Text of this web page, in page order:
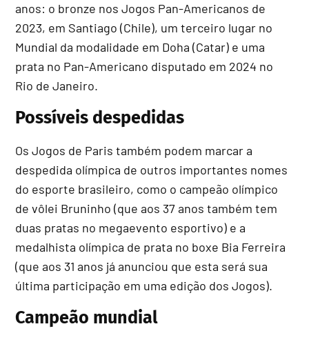
anos: o bronze nos Jogos Pan-Americanos de
2023, em Santiago (Chile), um terceiro lugar no
Mundial da modalidade em Doha (Catar) e uma
prata no Pan-Americano disputado em 2024 no
Rio de Janeiro.
Possíveis despedidas
Os Jogos de Paris também podem marcar a
despedida olímpica de outros importantes nomes
do esporte brasileiro, como o campeão olímpico
de vôlei Bruninho (que aos 37 anos também tem
duas pratas no megaevento esportivo) e a
medalhista olímpica de prata no boxe Bia Ferreira
(que aos 31 anos já anunciou que esta será sua
última participação em uma edição dos Jogos).
Campeão mundial